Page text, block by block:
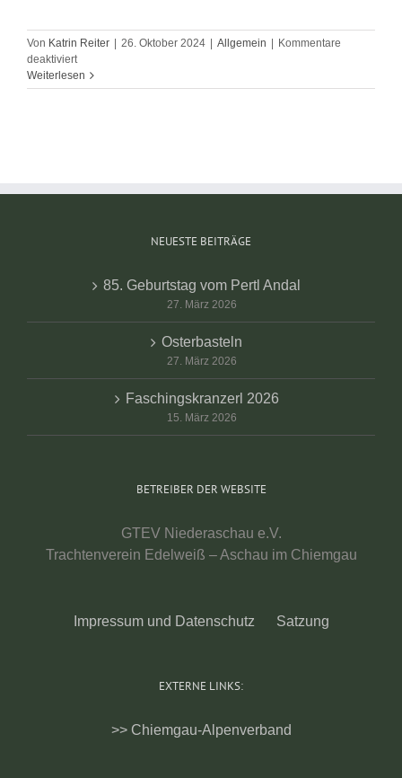
Von Katrin Reiter | 26. Oktober 2024 | Allgemein | Kommentare
deaktiviertfür
Kirtahutsch`n
beim
Weiterlesen
NEUESTE BEITRÄGE
85. Geburtstag vom Pertl Andal
27. März 2026
Osterbasteln
27. März 2026
Faschingskranzerl 2026
15. März 2026
BETREIBER DER WEBSITE
GTEV Niederaschau e.V.
Trachtenverein Edelweiß – Aschau im Chiemgau
Impressum und Datenschutz Satzung
EXTERNE LINKS:
>> Chiemgau-Alpenverband